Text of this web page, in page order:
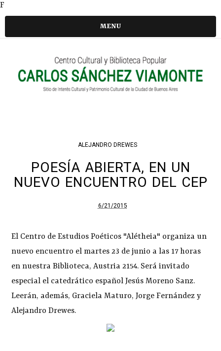
F
MENU
ALEJANDRO DREWES
POESÍA ABIERTA, EN UN
NUEVO ENCUENTRO DEL CEP
6/21/2015
El Centro de Estudios Poéticos "Alétheia" organiza un
nuevo encuentro el martes 23 de junio a las 17 horas
en nuestra Biblioteca, Austria 2154. Será invitado
especial el catedrático español Jesús Moreno Sanz.
Leerán, además, Graciela Maturo, Jorge Fernández y
Alejandro Drewes.